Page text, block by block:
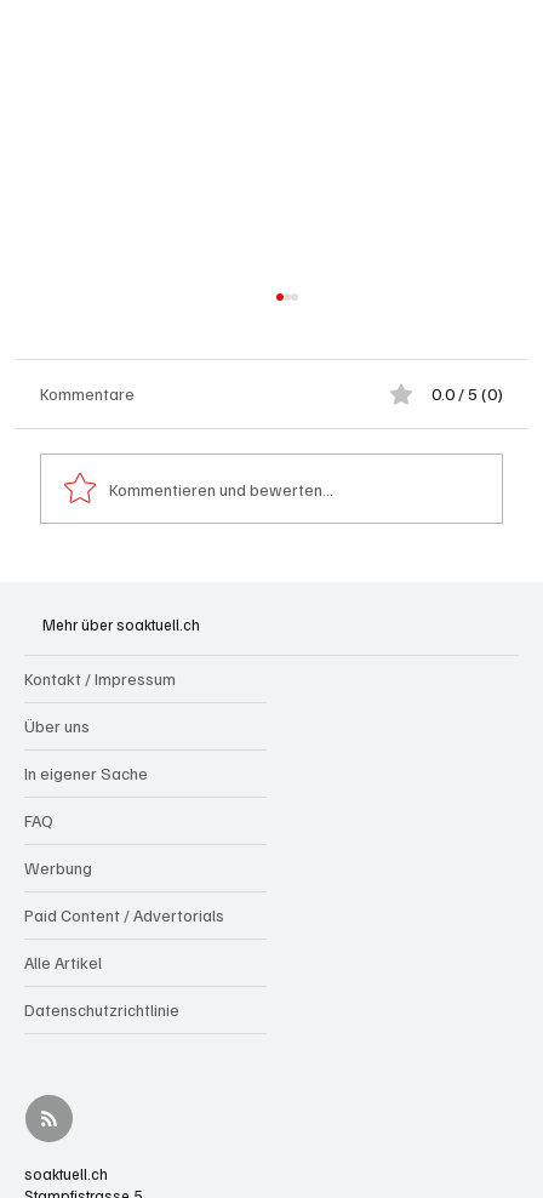
gesucht)
Kommentare 0.0 / 5 (0)
Kommentieren und bewerten...
Mehr über soaktuell.ch
Kontakt / Impressum
Über uns
In eigener Sache
FAQ
Werbung
Paid Content / Advertorials
Alle Artikel
Datenschutzrichtlinie
soaktuell.ch